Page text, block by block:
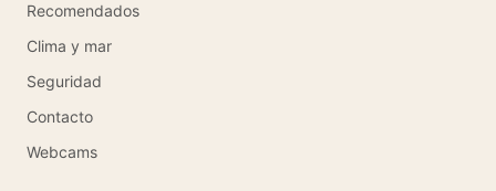
Recomendados
Clima y mar
Seguridad
Contacto
Webcams